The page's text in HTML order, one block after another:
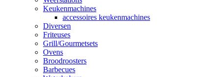
Keukenmachines
accessoires keukenmachines
Diversen
Friteuses
Grill/Gourmetsets
Ovens
Broodroosters
Barbecues